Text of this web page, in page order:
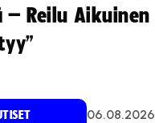
– Reilu
06.08.2026